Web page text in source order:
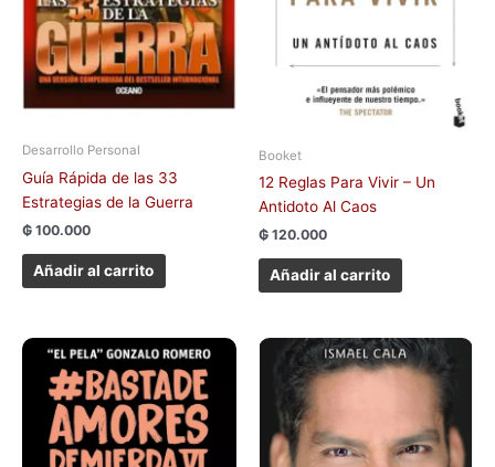
Desarrollo Personal
Guía Rápida de las 33
Estrategias de la Guerra
₲ 100.000
Añadir al carrito
Booket
12 Reglas Para Vivir – Un
Antidoto Al Caos
₲ 120.000
Añadir al carrito